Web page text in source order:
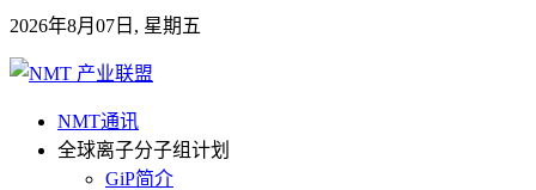
2026年8月07日, 星期五
NMT通讯
全球离子分子组计划
GiP简介